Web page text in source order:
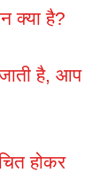
क्या है?
है, आप
होकर